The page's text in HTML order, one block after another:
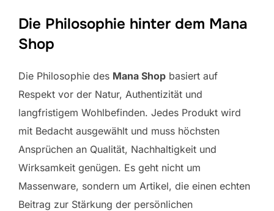
Die Philosophie hinter dem Mana
Shop
Die Philosophie des Mana Shop basiert auf
Respekt vor der Natur, Authentizität und
langfristigem Wohlbefinden. Jedes Produkt wird
mit Bedacht ausgewählt und muss höchsten
Ansprüchen an Qualität, Nachhaltigkeit und
Wirksamkeit genügen. Es geht nicht um
Massenware, sondern um Artikel, die einen echten
Beitrag zur Stärkung der persönlichen